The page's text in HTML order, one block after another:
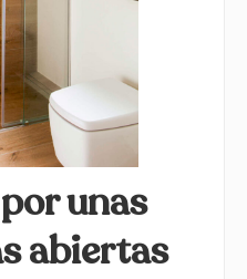
unas
abiertas